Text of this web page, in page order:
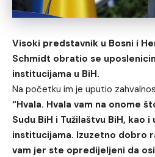
Visoki predstavnik u Bosni i
Schmidt obratio se
institucijama u BiH.
Na početku im je uputio
“Hvala. Hvala vam na onome
Sudu BiH i Tužilaštvu BiH, kao
institucijama. Izuzetno dobro
vam jer ste opredijeljeni da